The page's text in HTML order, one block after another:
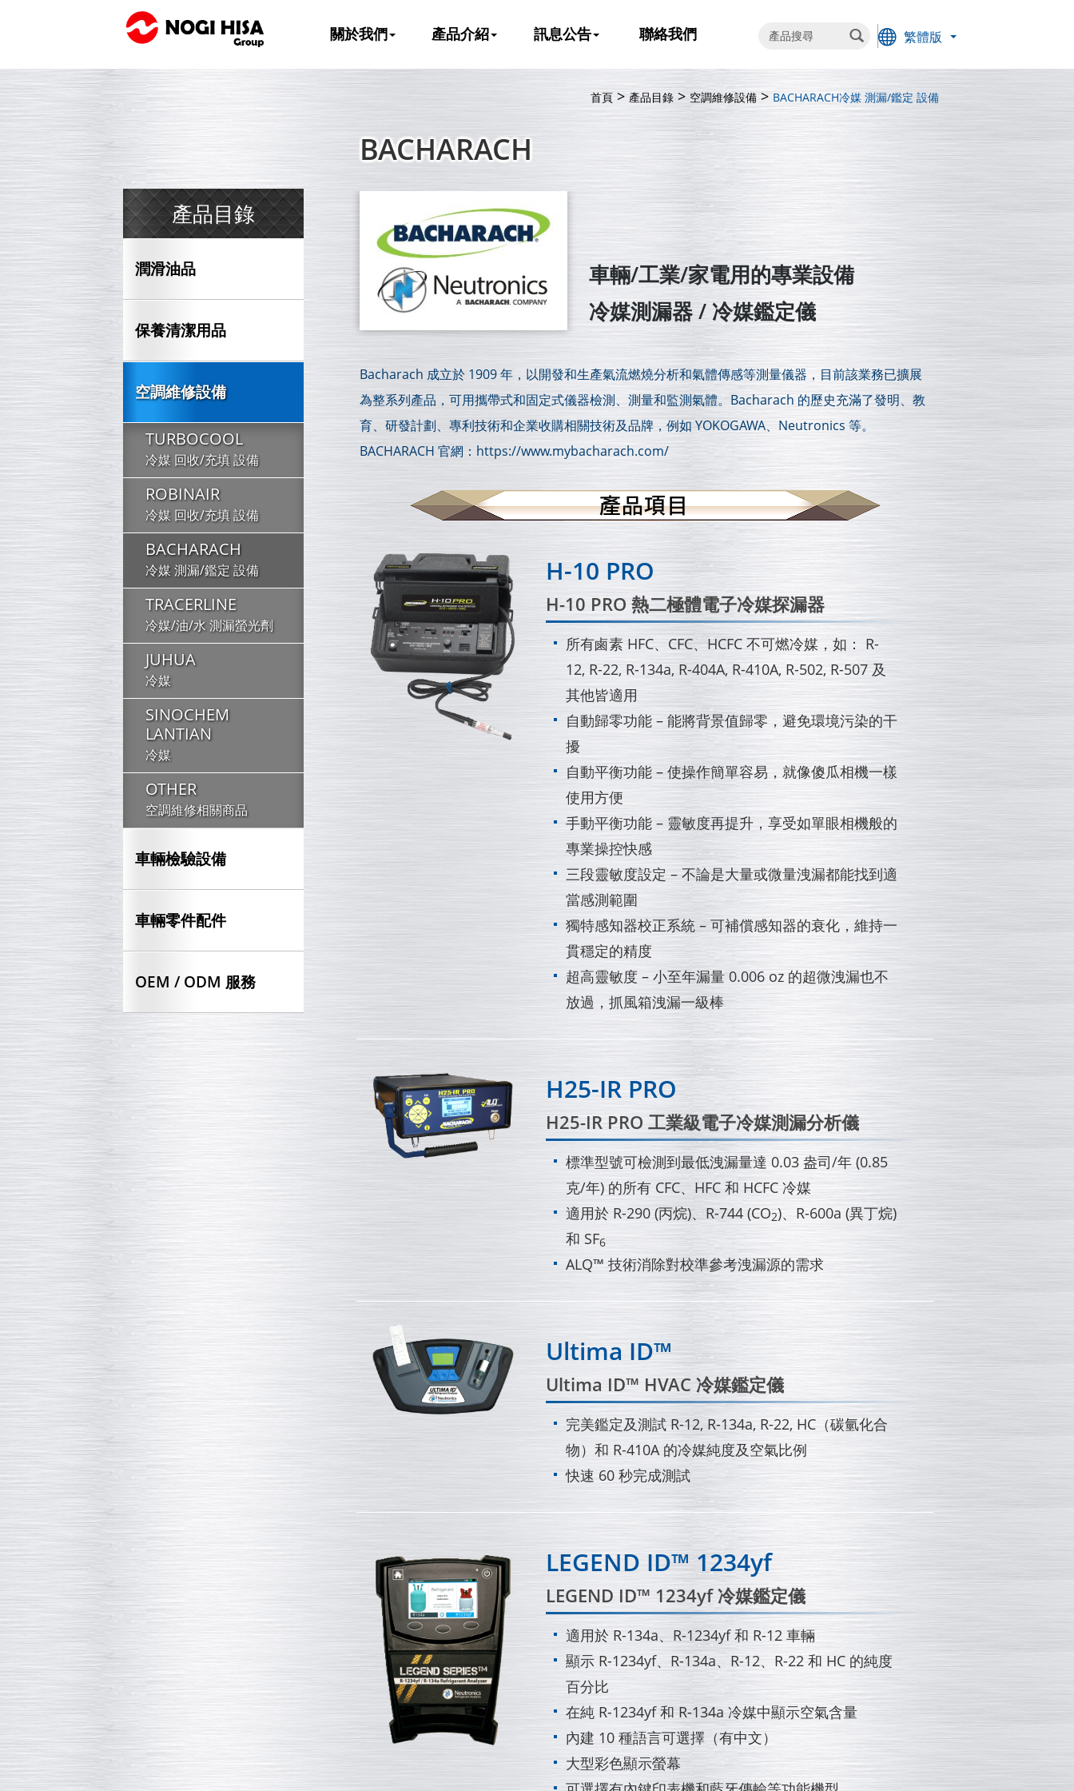
關於我們 產品介紹 訊息公告 聯絡我們 繁體版
產品目錄
潤滑油品
保養清潔用品
空調維修設備
TURBOCOOL
冷媒 回收/充填 設備
ROBINAIR
冷媒 回收/充填 設備
BACHARACH
冷媒 測漏/鑑定 設備
TRACERLINE
冷媒/油/水 測漏螢光劑
JUHUA
冷媒
SINOCHEM
LANTIAN
冷媒
OTHER
空調維修相關商品
車輛檢驗設備
車輛零件配件
OEM / ODM 服務
首頁 產品目錄 空調維修設備 BACHARACH冷媒 測漏/鑑定 設備
BACHARACH
車輛/工業/家電用的專業設備
冷媒測漏器 / 冷媒鑑定儀
Bacharach 成立於 1909 年，以開發和生產氣流燃燒分析和氣體傳感等測量儀器，目前該業務已擴展
為整系列產品，可用攜帶式和固定式儀器檢測、測量和監測氣體。Bacharach 的歷史充滿了發明、教
育、研發計劃、專利技術和企業收購相關技術及品牌，例如 YOKOGAWA、Neutronics 等。
BACHARACH 官網：https://www.mybacharach.com/
H-10 PRO
H-10 PRO 熱二極體電子冷媒探漏器
所有鹵素 HFC、CFC、HCFC 不可燃冷媒，如： R-
12, R-22, R-134a, R-404A, R-410A, R-502, R-507 及
其他皆適用
自動歸零功能 – 能將背景值歸零，避免環境污染的干
擾
自動平衡功能 – 使操作簡單容易，就像傻瓜相機一樣
使用方便
手動平衡功能 – 靈敏度再提升，享受如單眼相機般的
專業操控快感
三段靈敏度設定 – 不論是大量或微量洩漏都能找到適
當感測範圍
獨特感知器校正系統 – 可補償感知器的衰化，維持一
貫穩定的精度
超高靈敏度 – 小至年漏量 0.006 oz 的超微洩漏也不
放過，抓風箱洩漏一級棒
H25-IR PRO
H25-IR PRO 工業級電子冷媒測漏分析儀
標準型號可檢測到最低洩漏量達 0.03 盎司/年 (0.85
克/年) 的所有 CFC、HFC 和 HCFC 冷媒
適用於 R-290 (丙烷)、R-744 (CO2)、R-600a (異丁烷)
和 SF6
ALQ™ 技術消除對校準參考洩漏源的需求
Ultima ID™
Ultima ID™ HVAC 冷媒鑑定儀
完美鑑定及測試 R-12, R-134a, R-22, HC（碳氫化合
物）和 R-410A 的冷媒純度及空氣比例
快速 60 秒完成測試
LEGEND ID™ 1234yf
LEGEND ID™ 1234yf 冷媒鑑定儀
適用於 R-134a、R-1234yf 和 R-12 車輛
顯示 R-1234yf、R-134a、R-12、R-22 和 HC 的純度
百分比
在純 R-1234yf 和 R-134a 冷媒中顯示空氣含量
內建 10 種語言可選擇（有中文）
大型彩色顯示螢幕